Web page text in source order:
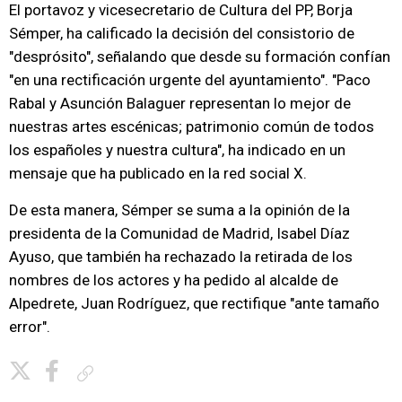
El portavoz y vicesecretario de Cultura del PP, Borja
Sémper, ha calificado la decisión del consistorio de
"desprósito", señalando que desde su formación confían
"en una rectificación urgente del ayuntamiento". "Paco
Rabal y Asunción Balaguer representan lo mejor de
nuestras artes escénicas; patrimonio común de todos
los españoles y nuestra cultura", ha indicado en un
mensaje que ha publicado en la red social X.
De esta manera, Sémper se suma a la opinión de la
presidenta de la Comunidad de Madrid, Isabel Díaz
Ayuso, que también ha rechazado la retirada de los
nombres de los actores y ha pedido al alcalde de
Alpedrete, Juan Rodríguez, que rectifique "ante tamaño
error".